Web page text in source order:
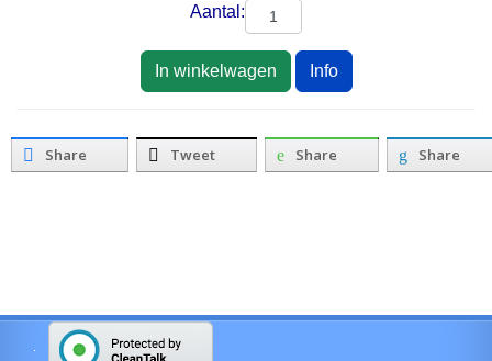
Aantal:
In winkelwagen Info
Share Tweet Share Share